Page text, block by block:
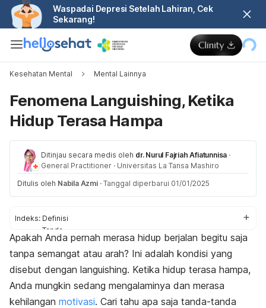
Waspadai Depresi Setelah Lahiran, Cek
Sekarang!
Kesehatan Mental Mental Lainnya
Fenomena Languishing, Ketika
Hidup Terasa Hampa
Ditinjau secara medis oleh dr. Nurul Fajriah Afiatunnisa ·
General Practitioner · Universitas La Tansa Mashiro
Ditulis oleh Nabila Azmi · Tanggal diperbarui 01/01/2025
Indeks: Definisi
Tanda
Cara mengatasi
Apakah Anda pernah merasa hidup berjalan begitu saja
tanpa semangat atau arah? Ini adalah kondisi yang
disebut dengan languishing. Ketika hidup terasa hampa,
Anda mungkin sedang mengalaminya dan merasa
kehilangan motivasi. Cari tahu apa saja tanda-tanda